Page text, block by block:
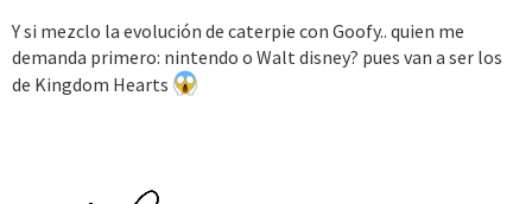
Y si mezclo la evolución de caterpie con Goofy.. quien me
demanda primero: nintendo o Walt disney? pues van a ser los
de Kingdom Hearts